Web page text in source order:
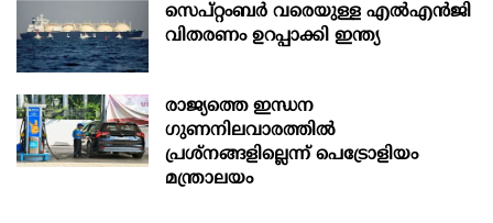
സെപ്റ്റംബർ വരെയുള്ള എൽഎൻജി
വിതരണം ഉറപ്പാക്കി ഇന്ത്യ
രാജ്യത്തെ ഇന്ധന
ഗുണനിലവാരത്തില്‍
പ്രശ്‌നങ്ങളില്ലെന്ന് പെട്രോളിയം
മന്ത്രാലയം